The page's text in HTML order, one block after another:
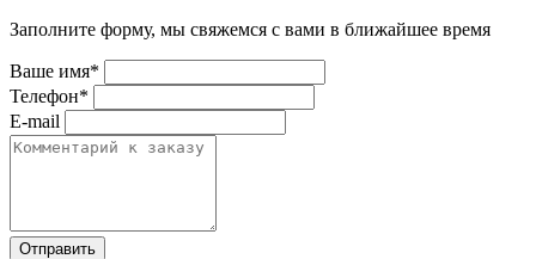
Заполните форму, мы свяжемся с вами в ближайшее время
Ваше имя*
Телефон*
E-mail
Отправить